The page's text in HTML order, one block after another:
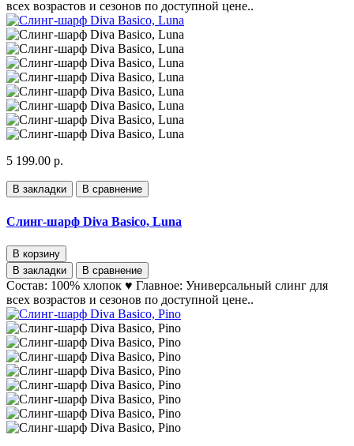
всех возрастов и сезонов по доступной цене..
5 199.00 р.
В закладки В сравнение
Слинг-шарф Diva Basico, Luna
В корзину
В закладки
В сравнение
Состав: 100% хлопок ♥ Главное: Универсальный слинг для
всех возрастов и сезонов по доступной цене..